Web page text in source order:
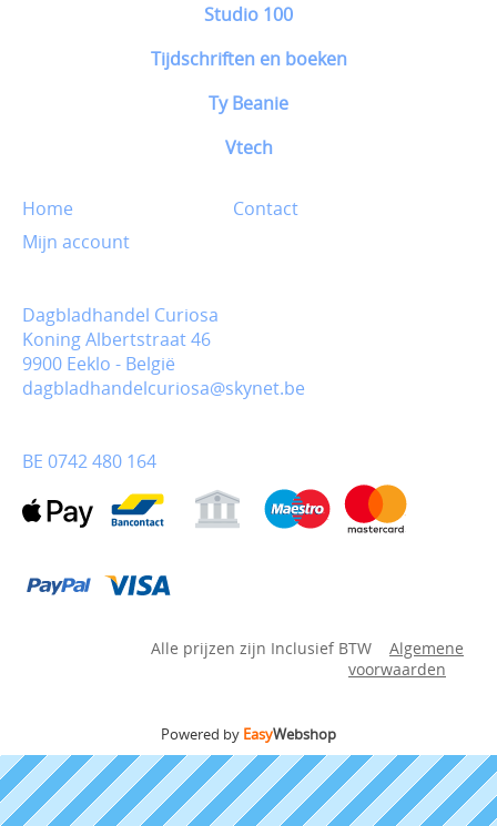
Studio 100
Tijdschriften en boeken
Ty Beanie
Vtech
Home
Contact
Mijn account
Dagbladhandel Curiosa
Koning Albertstraat 46
9900 Eeklo - België
dagbladhandelcuriosa@skynet.be
BE 0742 480 164
Alle prijzen zijn Inclusief BTW
Algemene
voorwaarden
Powered by EasyWebshop